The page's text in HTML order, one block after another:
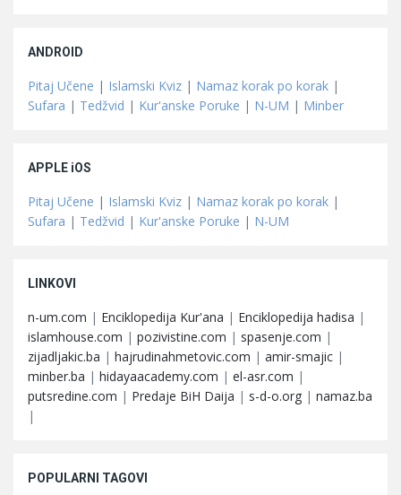
ANDROID
Pitaj Učene | Islamski Kviz | Namaz korak po korak |
Sufara | Tedžvid | Kur'anske Poruke | N-UM | Minber
APPLE iOS
Pitaj Učene | Islamski Kviz | Namaz korak po korak |
Sufara | Tedžvid | Kur'anske Poruke | N-UM
LINKOVI
n-um.com | Enciklopedija Kur'ana | Enciklopedija hadisa |
islamhouse.com | pozivistine.com | spasenje.com |
zijadljakic.ba | hajrudinahmetovic.com | amir-smajic |
minber.ba | hidayaacademy.com | el-asr.com |
putsredine.com | Predaje BiH Daija | s-d-o.org | namaz.ba
|
POPULARNI TAGOVI